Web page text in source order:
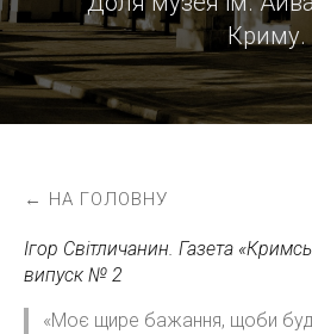
Криму.
← НА ГОЛОВНУ
Ігор Світличанин. Газета
випуск № 2
«Моє щире бажання, щоби